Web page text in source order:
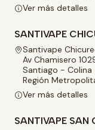
Ver más detalles
SANTIVAPE
Santivape
Av Chamisero
Santiago - Colina
Región
Ver más detalles
SANTIVAPE SAN